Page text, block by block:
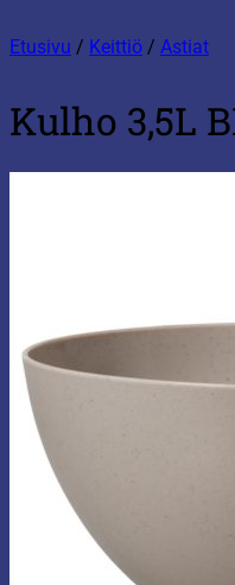
Etusivu / Keittiö / Astiat
Kulho 3,5L